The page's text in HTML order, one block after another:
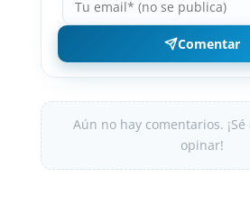
Comentar
Aún no hay comentarios.
opinar!